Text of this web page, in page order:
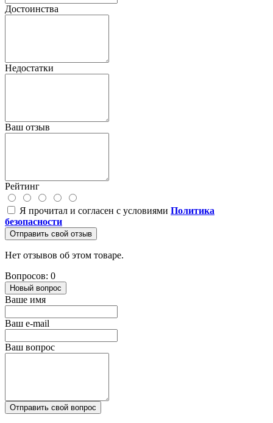
Достоинства
Недостатки
Ваш отзыв
Рейтинг
Я прочитал и согласен с условиями Политика
безопасности
Отправить свой отзыв
Нет отзывов об этом товаре.
Вопросов: 0
Новый вопрос
Ваше имя
Ваш e-mail
Ваш вопрос
Отправить свой вопрос